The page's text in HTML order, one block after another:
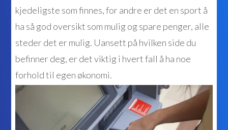
kjedeligste som finnes, for andre er det en sport å
ha så god oversikt som mulig og spare penger, alle
steder det er mulig. Uansett på hvilken side du
befinner deg, er det viktig i hvert fall å ha noe
forhold til egen økonomi.